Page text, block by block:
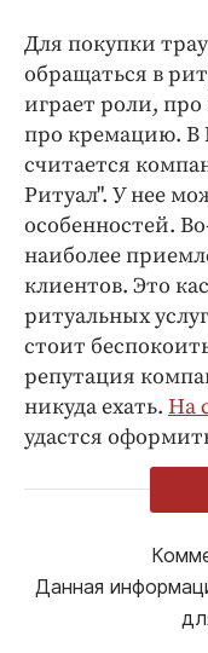
Для покупки
обращаться в
играет роли,
про кремацию. В
считается
Ритуал". У нее
особенностей.
наиболее
клиентов. Это
ритуальных
стоит
репутация
никуда ехать. На
удастся
Данная